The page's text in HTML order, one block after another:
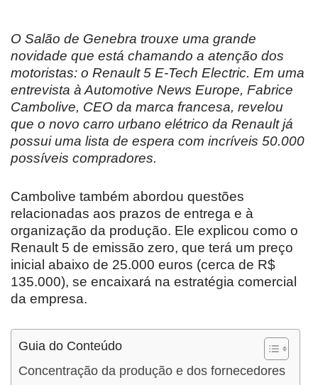
O Salão de Genebra trouxe uma grande
novidade que está chamando a atenção dos
motoristas: o Renault 5 E-Tech Electric. Em uma
entrevista à Automotive News Europe, Fabrice
Cambolive, CEO da marca francesa, revelou
que o novo carro urbano elétrico da Renault já
possui uma lista de espera com incríveis 50.000
possíveis compradores.
Cambolive também abordou questões
relacionadas aos prazos de entrega e à
organização da produção. Ele explicou como o
Renault 5 de emissão zero, que terá um preço
inicial abaixo de 25.000 euros (cerca de R$
135.000), se encaixará na estratégia comercial
da empresa.
Guia do Conteúdo
Concentração da produção e dos fornecedores